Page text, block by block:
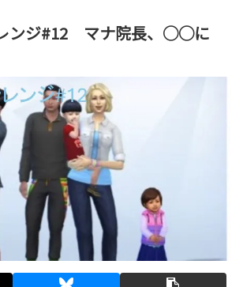
ンジ#12 マナ院長、◯◯に